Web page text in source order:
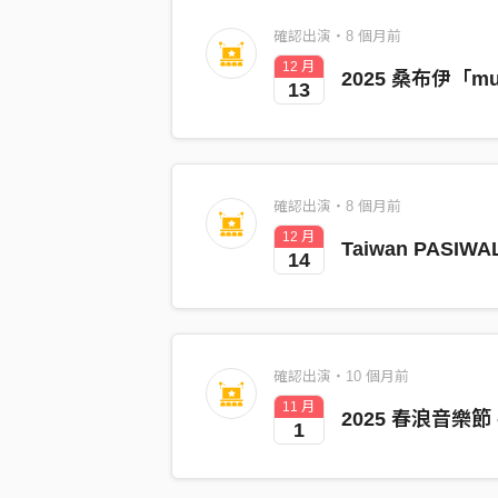
確認出演・8 個月前
12 月
13 2025 桑布伊「
確認出演・8 個月前
12 月
14 Taiwan
確認出演・10 個月前
11 月
1 2025 春浪音樂